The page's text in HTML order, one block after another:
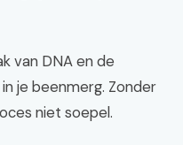
van DNA en de
je beenmerg. Zonder
niet soepel.